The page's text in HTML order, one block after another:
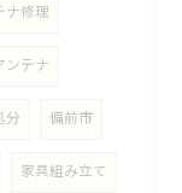
ナ修理
ンテナ
分 備前市
家具組み立て